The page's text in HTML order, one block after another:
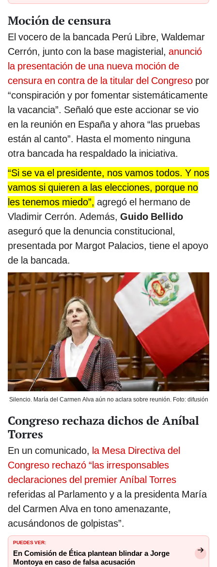
Moción de censura
El vocero de la bancada Perú Libre, Waldemar
Cerrón, junto con la base magisterial, anunció
la presentación de una nueva moción de
censura en contra de la titular del Congreso por
“conspiración y por fomentar sistemáticamente
la vacancia”. Señaló que este accionar se vio
en la reunión en España y ahora “las pruebas
están al canto”. Hasta el momento ninguna
otra bancada ha respaldado la iniciativa.
“Si se va el presidente, nos vamos todos. Y nos
vamos si quieren a las elecciones, porque no
les tenemos miedo”, agregó el hermano de
Vladimir Cerrón. Además, Guido Bellido
aseguró que la denuncia constitucional,
presentada por Margot Palacios, tiene el apoyo
de la bancada.
Silencio. María del Carmen Alva aún no aclara sobre reunión. Foto: difusión
Congreso rechaza dichos de Aníbal
Torres
En un comunicado, la Mesa Directiva del
Congreso rechazó “las irresponsables
declaraciones del premier Aníbal Torres
referidas al Parlamento y a la presidenta María
del Carmen Alva en tono amenazante,
acusándonos de golpistas”.
PUEDES VER:
En Comisión de Ética plantean blindar a Jorge
Montoya en caso de falsa acusación